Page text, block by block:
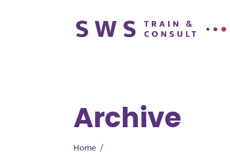
Archive
Home /